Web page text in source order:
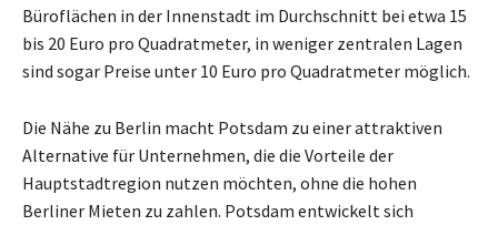
Büroflächen in der Innenstadt im Durchschnitt bei etwa 15
bis 20 Euro pro Quadratmeter, in weniger zentralen Lagen
sind sogar Preise unter 10 Euro pro Quadratmeter möglich.
Die Nähe zu Berlin macht Potsdam zu einer attraktiven
Alternative für Unternehmen, die die Vorteile der
Hauptstadtregion nutzen möchten, ohne die hohen
Berliner Mieten zu zahlen. Potsdam entwickelt sich